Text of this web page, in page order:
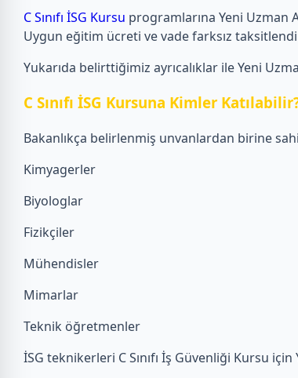
C Sınıfı İSG Kursu programlarına Yeni Uzman
Uygun eğitim ücreti ve vade farksız
Yukarıda belirttiğimiz ayrıcalıklar ile Yeni
C Sınıfı İSG Kursuna Kimler
Bakanlıkça belirlenmiş unvanlardan birine
Kimyagerler
Biyologlar
Fizikçiler
Mühendisler
Mimarlar
Teknik öğretmenler
İSG teknikerleri C Sınıfı İş Güvenliği Kursu